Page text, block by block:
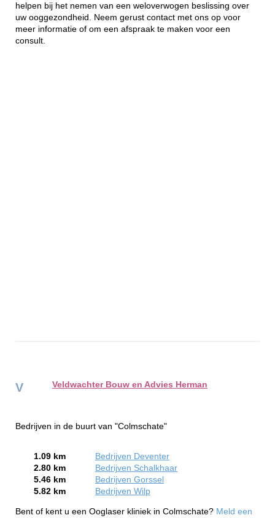
helpen bij het nemen van een weloverwogen beslissing over
uw ooggezondheid. Neem gerust contact met ons op voor
meer informatie of om een afspraak te maken voor een
consult.
V Veldwachter Bouw en Advies Herman
Bedrijven in de buurt van "Colmschate"
1.09 km
Bedrijven Deventer
2.80 km
Bedrijven Schalkhaar
5.46 km
Bedrijven Gorssel
5.82 km
Bedrijven Wilp
Bent of kent u een Ooglaser kliniek in Colmschate? Meld een